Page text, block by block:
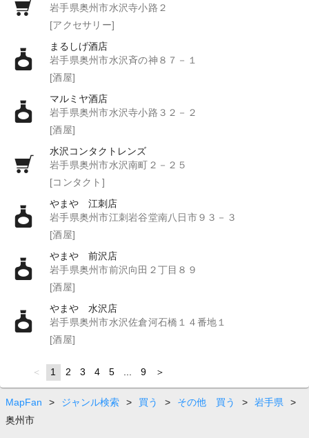
岩手県奥州市水沢寺小路２
[アクセサリー]
まるしげ酒店
岩手県奥州市水沢斉の神８７－１
[酒屋]
マルミヤ酒店
岩手県奥州市水沢寺小路３２－２
[酒屋]
水沢コンタクトレンズ
岩手県奥州市水沢南町２－２５
[コンタクト]
やまや 江刺店
岩手県奥州市江刺岩谷堂南八日市９３－３
[酒屋]
やまや 前沢店
岩手県奥州市前沢向田２丁目８９
[酒屋]
やまや 水沢店
岩手県奥州市水沢佐倉河石橋１４番地１
[酒屋]
page
You're
on
page
1 page
2 page
3 page
4 page
5 page
... page
9 page
MapFan > ジャンル検索 > 買う > その他 買う > 岩手県
>
奥州市